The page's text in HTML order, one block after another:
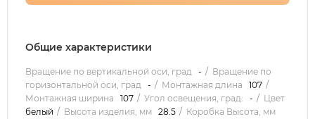
Общие характеристики
Вращение по вертикальной оси, град -
Вращение по
горизонтальной оси, град - Монтажная длина
107
Монтажная ширина
107 Угол освещения, град: -
Цвет
белый
Высота изделия, мм 28.5
Коробка Высота, мм